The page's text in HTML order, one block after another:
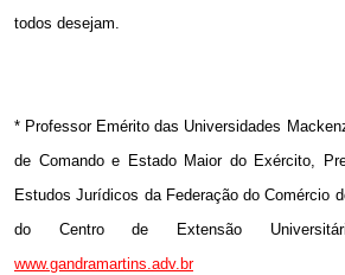
todos desejam.
* Professor Emérito das Universidades
de Comando e Estado Maior do Exército,
Estudos Jurídicos da Federação do Comércio
do Centro de Extensão
www.gandramartins.adv.br